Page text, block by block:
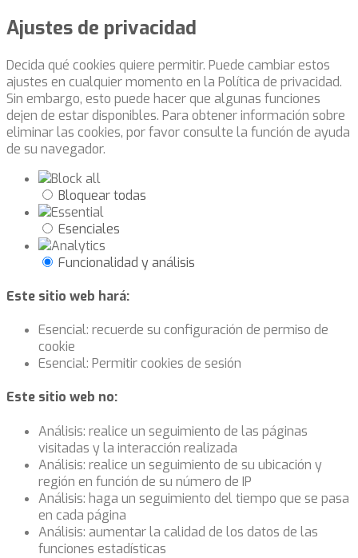
Ajustes de privacidad
Decida qué cookies quiere permitir. Puede cambiar estos
ajustes en cualquier momento en la Política de privacidad.
Sin embargo, esto puede hacer que algunas funciones
dejen de estar disponibles. Para obtener información sobre
eliminar las cookies, por favor consulte la función de ayuda
de su navegador.
Bloquear todas
Esenciales
Funcionalidad y análisis
Este sitio web hará:
Esencial: recuerde su configuración de permiso de
cookie
Esencial: Permitir cookies de sesión
Este sitio web no:
Análisis: realice un seguimiento de las páginas
visitadas y la interacción realizada
Análisis: realice un seguimiento de su ubicación y
región en función de su número de IP
Análisis: haga un seguimiento del tiempo que se pasa
en cada página
Análisis: aumentar la calidad de los datos de las
funciones estadísticas